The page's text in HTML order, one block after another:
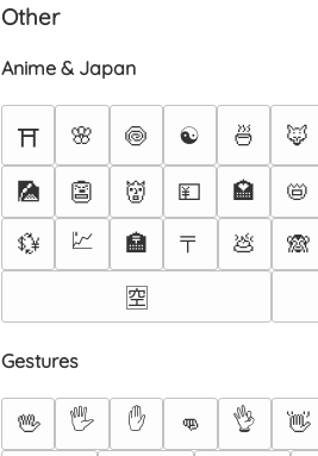
Other
Anime & Japan
⛩️ 🌸 🍥 ☯ 🍜 🦊
🎑
👺 👹 💴 🏩 📛
💱
💹 🏣 〒 💩 🙈
🈳
Gestures
🖖 🖐️ ✋ 👊 👌 👋